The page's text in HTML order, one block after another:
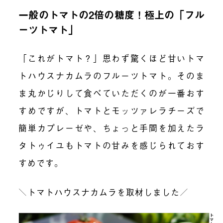
一般のトマトの2倍の糖度！極上の「フル
ーツトマト」
「これがトマト？」思わず驚くほど甘いトマ
トハウスナカムラのフルーツトマト。そのま
ま丸かじりして食べていただくのが一番おす
すめですが、トマトとモッツァレラチーズで
簡単カプレーゼや、ちょっと手間を加えたラ
タトゥイユもトマトの甘みを感じられておす
すめです。
＼トマトハウスナカムラを取材しました／